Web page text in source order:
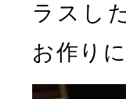
ラスし
お作り